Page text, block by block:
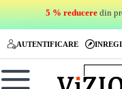
5 % reducere din
AUTENTIFICARE